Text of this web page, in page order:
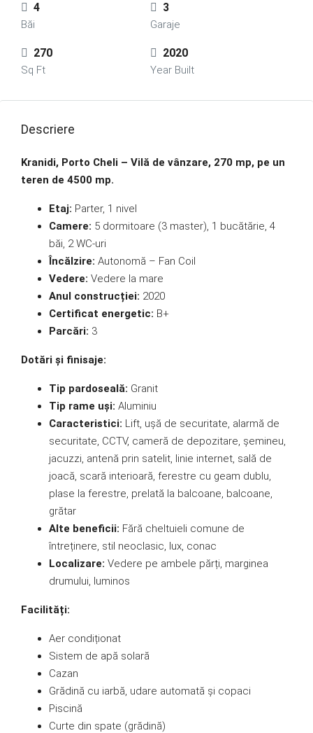
4
Băi
3
Garaje
270
Sq Ft
2020
Year Built
Descriere
Kranidi, Porto Cheli – Vilă de vânzare, 270 mp, pe un
teren de 4500 mp.
Etaj: Parter, 1 nivel
Camere: 5 dormitoare (3 master), 1 bucătărie, 4
băi, 2 WC-uri
Încălzire: Autonomă – Fan Coil
Vedere: Vedere la mare
Anul construcției: 2020
Certificat energetic: B+
Parcări: 3
Dotări și finisaje:
Tip pardoseală: Granit
Tip rame uși: Aluminiu
Caracteristici: Lift, ușă de securitate, alarmă de
securitate, CCTV, cameră de depozitare, șemineu,
jacuzzi, antenă prin satelit, linie internet, sală de
joacă, scară interioară, ferestre cu geam dublu,
plase la ferestre, prelată la balcoane, balcoane,
grătar
Alte beneficii: Fără cheltuieli comune de
întreținere, stil neoclasic, lux, conac
Localizare: Vedere pe ambele părți, marginea
drumului, luminos
Facilități:
Aer condiționat
Sistem de apă solară
Cazan
Grădină cu iarbă, udare automată și copaci
Piscină
Curte din spate (grădină)